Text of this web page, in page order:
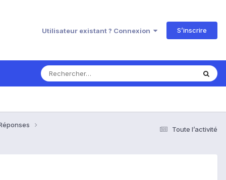
Utilisateur existant ? Connexion S’inscrire
Toute l’activité